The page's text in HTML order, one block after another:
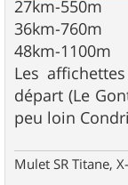
27km-550m
36km-760m
48km-1100m
Les
départ (Le
peu loin
Mulet SR Titane,